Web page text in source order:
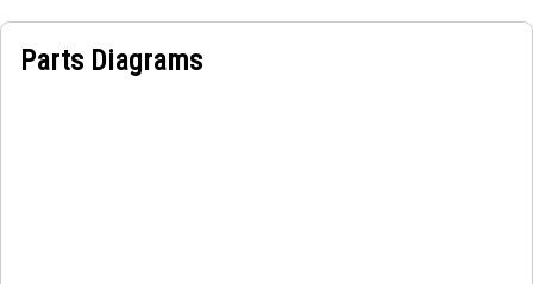
Parts Diagrams